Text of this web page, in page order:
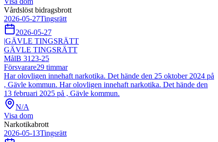
Vårdslöst bidragsbrott
2026-05-27Tingsrätt
2026-05-27
|GÄVLE TINGSRÄTT
GÄVLE TINGSRÄTT
MålB 3123-25
Försvarare29 timmar
Har olovligen innehaft narkotika. Det hände den 25 oktober 2024 på
, Gävle kommun. Har olovligen innehaft narkotika. Det hände den
13 februari 2025 på , Gävle kommun.
N/A
Visa dom
Narkotikabrott
2026-05-13Tingsrätt